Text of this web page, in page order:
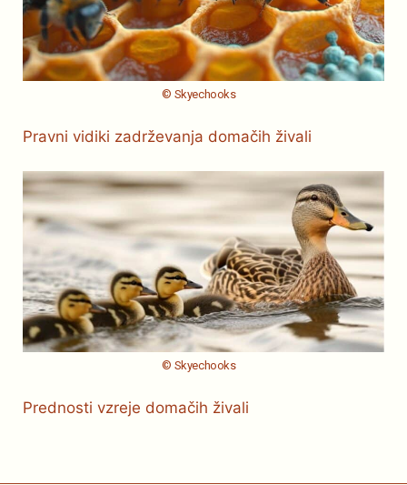
© Skyechooks
Pravni vidiki zadrževanja domačih živali
© Skyechooks
Prednosti vzreje domačih živali